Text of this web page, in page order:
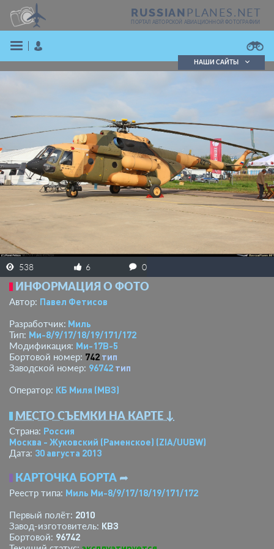
RUSSIAN PLANES.NET
ПОРТАЛ АВТОРСКОЙ АВИАЦИОННОЙ ФОТОГРАФИИ
ВОЙТИ
НАШИ САЙТЫ
538 6 0
ИНФОРМАЦИЯ О ФОТО
Автор: Павел Фетисов
Разработчик: Миль
Тип: Ми-8/9/17/18/19/171/172
Модификация: Ми-17В-5
Бортовой номер: 742 тип
Заводской номер: 96742 тип
Оператор: КБ Миля (МВЗ)
МЕСТО СЪЕМКИ НА КАРТЕ ↓
Страна: Россия
Москва - Жуковский (Раменское) (ZIA/UUBW)
Дата: 30 августа 2013
КАРТОЧКА БОРТА ➦
Реестр типа: Миль Ми-8/9/17/18/19/171/172
Первый полёт: 2010
Завод-изготовитель: КВЗ
Бортовой: 96742